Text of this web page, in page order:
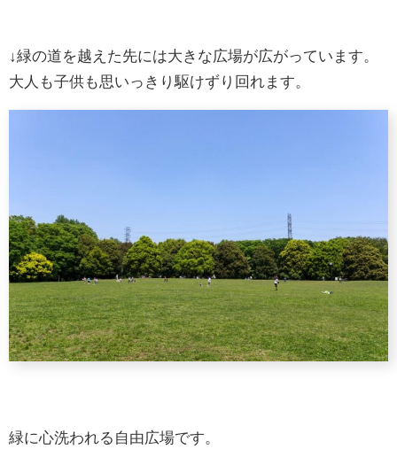
↓緑の道を越えた先には大きな広場が広がっています。
大人も子供も思いっきり駆けずり回れます。
緑に心洗われる自由広場です。